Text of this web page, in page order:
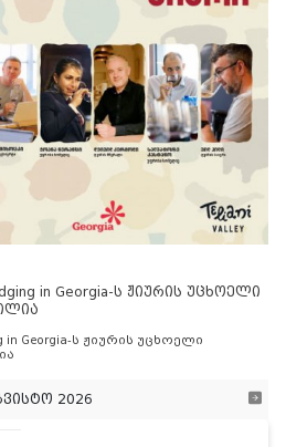
in Georgia-ს ჟიურის უცხოელი
in Georgia-ს ჟიურის უცხოელი
2026